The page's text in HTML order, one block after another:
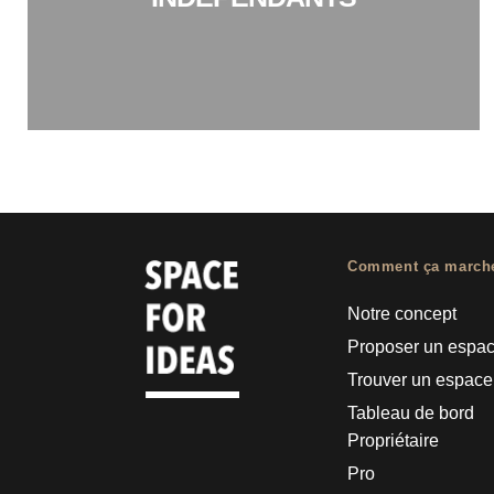
Comment ça
Notre concept
Proposer un
Trouver un espace
Tableau de bord
Propriétaire
Pro